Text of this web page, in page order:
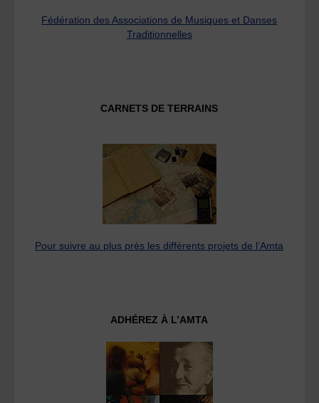
Fédération des Associations de Musiques et Danses
Traditionnelles
CARNETS DE TERRAINS
Pour suivre au plus près les différents projets de l’Amta
ADHÉREZ À L’AMTA